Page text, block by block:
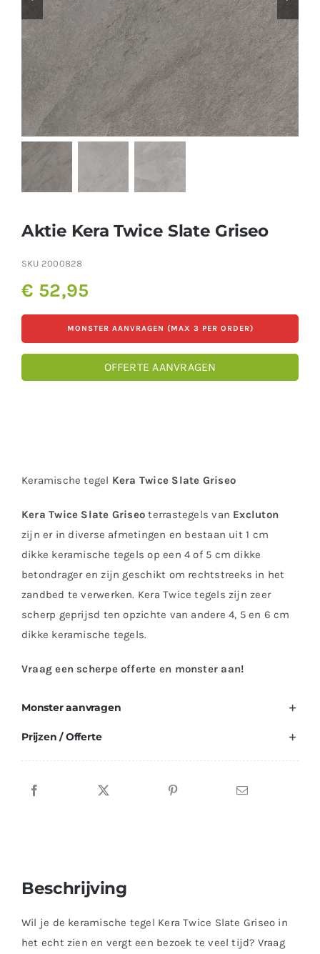
Contact
Offerte aanvragen
Aktie Kera Twice Slate Griseo
SKU 2000828
€ 52,95
MONSTER AANVRAGEN (MAX 3 PER ORDER)
OFFERTE AANVRAGEN
Keramische tegel Kera Twice Slate Griseo
Kera Twice Slate Griseoterrastegels van Excluton
zijn er in diverse afmetingen en bestaan uit 1 cm
dikke keramische tegels op een 4 of 5 cm dikke
betondrager en zijn geschikt om rechtstreeks in het
zandbed te verwerken. Kera Twice tegels zijn zeer
scherp geprijsd ten opzichte van andere 4, 5 en 6 cm
dikke keramische tegels.
Vraag een scherpe offerte en monster aan!
Monster aanvragen
Prijzen / Offerte
Beschrijving
Wil je de keramische tegel Kera Twice Slate Griseo in
het echt zien en vergt een bezoek te veel tijd? Vraag